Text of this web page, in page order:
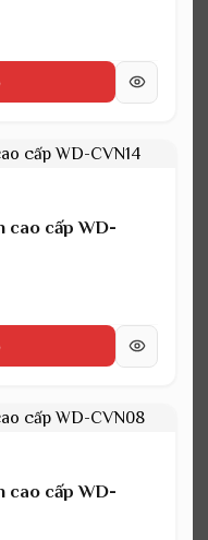
cao cấp WD-
cao cấp WD-